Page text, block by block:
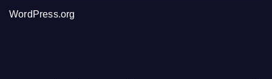
WordPress.org